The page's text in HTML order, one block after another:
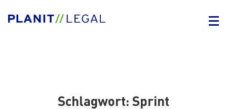
Schlagwort: Sprint